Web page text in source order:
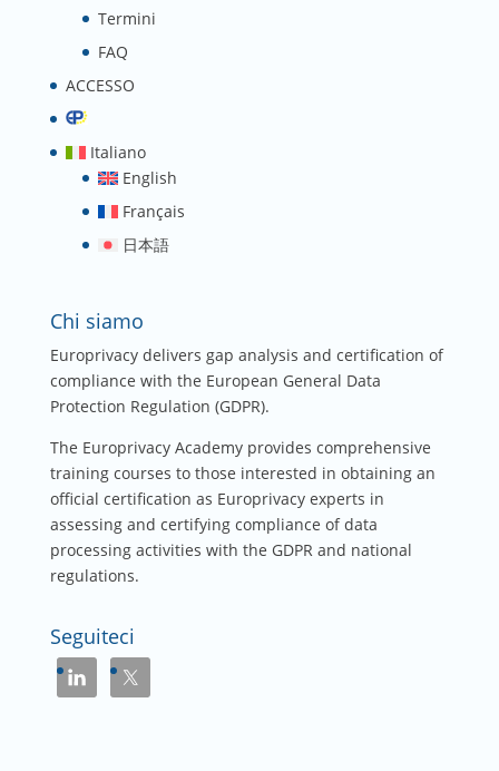
Termini
FAQ
ACCESSO
Italiano
English
Français
日本語
Chi siamo
Europrivacy delivers gap analysis and certification of
compliance with the European General Data
Protection Regulation (GDPR).
The Europrivacy Academy provides comprehensive
training courses to those interested in obtaining an
official certification as Europrivacy experts in
assessing and certifying compliance of data
processing activities with the GDPR and national
regulations.
Seguiteci